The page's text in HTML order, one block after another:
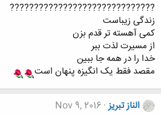
??????????????????????????????
زندگی زیباست
کمی آهسته تر قدم بزن
از مسیرت لذت ببر
خدا را در همه جا ببین
مقصد فقط یک انگیزه پنهان است
الناز تبریز Nov 9, 2016